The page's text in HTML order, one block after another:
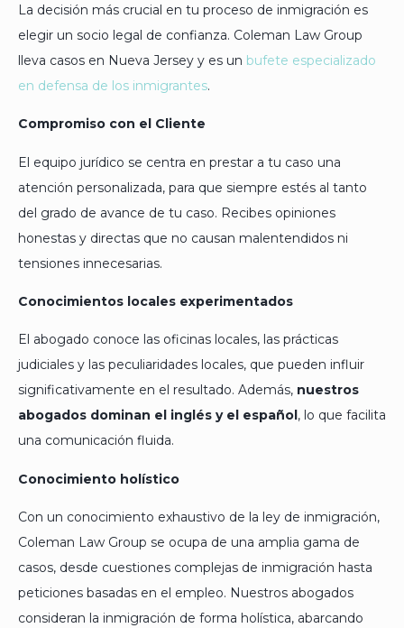
La decisión más crucial en tu proceso de inmigración es
elegir un socio legal de confianza. Coleman Law Group
lleva casos en Nueva Jersey y es un bufete especializado
en defensa de los inmigrantes.
Compromiso con el Cliente
El equipo jurídico se centra en prestar a tu caso una
atención personalizada, para que siempre estés al tanto
del grado de avance de tu caso. Recibes opiniones
honestas y directas que no causan malentendidos ni
tensiones innecesarias.
Conocimientos locales experimentados
El abogado conoce las oficinas locales, las prácticas
judiciales y las peculiaridades locales, que pueden influir
significativamente en el resultado. Además, nuestros
abogados dominan el inglés y el español , lo que facilita
una comunicación fluida.
Conocimiento holístico
Con un conocimiento exhaustivo de la ley de inmigración,
Coleman Law Group se ocupa de una amplia gama de
casos, desde cuestiones complejas de inmigración hasta
peticiones basadas en el empleo. Nuestros abogados
consideran la inmigración de forma holística, abarcando